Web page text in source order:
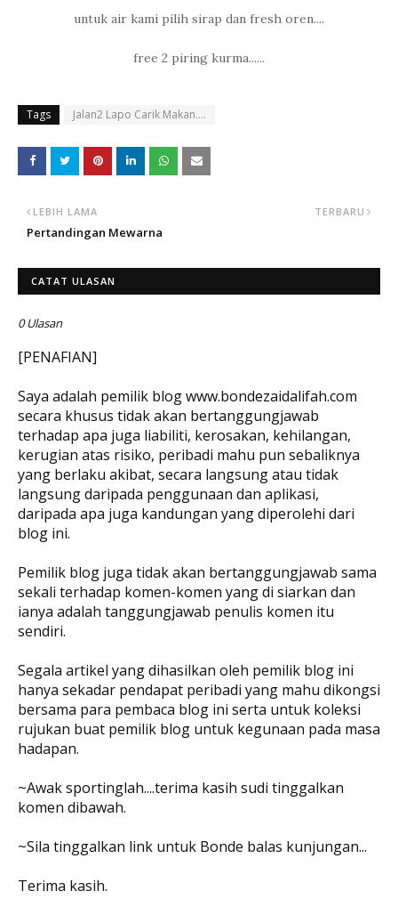
untuk air kami pilih sirap dan fresh oren....
free 2 piring kurma......
Tags Jalan2 Lapo Carik Makan....
TERBARU
LEBIH LAMA
Pertandingan Mewarna
CATAT ULASAN
0 Ulasan
[PENAFIAN]
Saya adalah pemilik blog www.bondezaidalifah.com
secara khusus tidak akan bertanggungjawab
terhadap apa juga liabiliti, kerosakan, kehilangan,
kerugian atas risiko, peribadi mahu pun sebaliknya
yang berlaku akibat, secara langsung atau tidak
langsung daripada penggunaan dan aplikasi,
daripada apa juga kandungan yang diperolehi dari
blog ini.
Pemilik blog juga tidak akan bertanggungjawab sama
sekali terhadap komen-komen yang di siarkan dan
ianya adalah tanggungjawab penulis komen itu
sendiri.
Segala artikel yang dihasilkan oleh pemilik blog ini
hanya sekadar pendapat peribadi yang mahu dikongsi
bersama para pembaca blog ini serta untuk koleksi
rujukan buat pemilik blog untuk kegunaan pada masa
hadapan.
~Awak sportinglah....terima kasih sudi tinggalkan
komen dibawah.
~Sila tinggalkan link untuk Bonde balas kunjungan...
Terima kasih.